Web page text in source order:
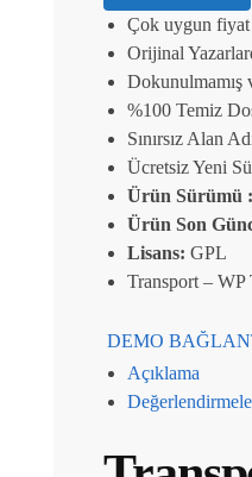
Çok uygun
Orijinal
Dokunulmamış
%100 Temiz
Sınırsız Alan
Ücretsiz Yeni
Ürün Sürümü :
Ürün Son
Lisans: GPL
Transport –
DEMO
Açıklama